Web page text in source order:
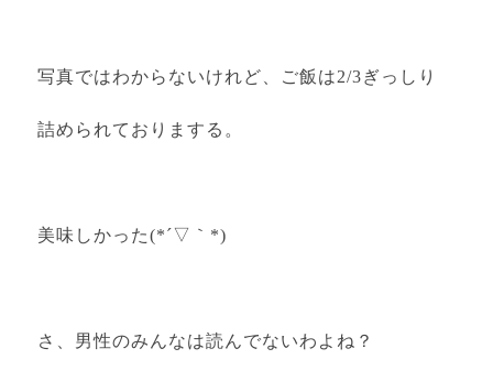
写真ではわからないけれど、ご飯は2/3ぎっしり
詰められておりまする。
美味しかった(*´▽｀*)
さ、男性のみんなは読んでないわよね？